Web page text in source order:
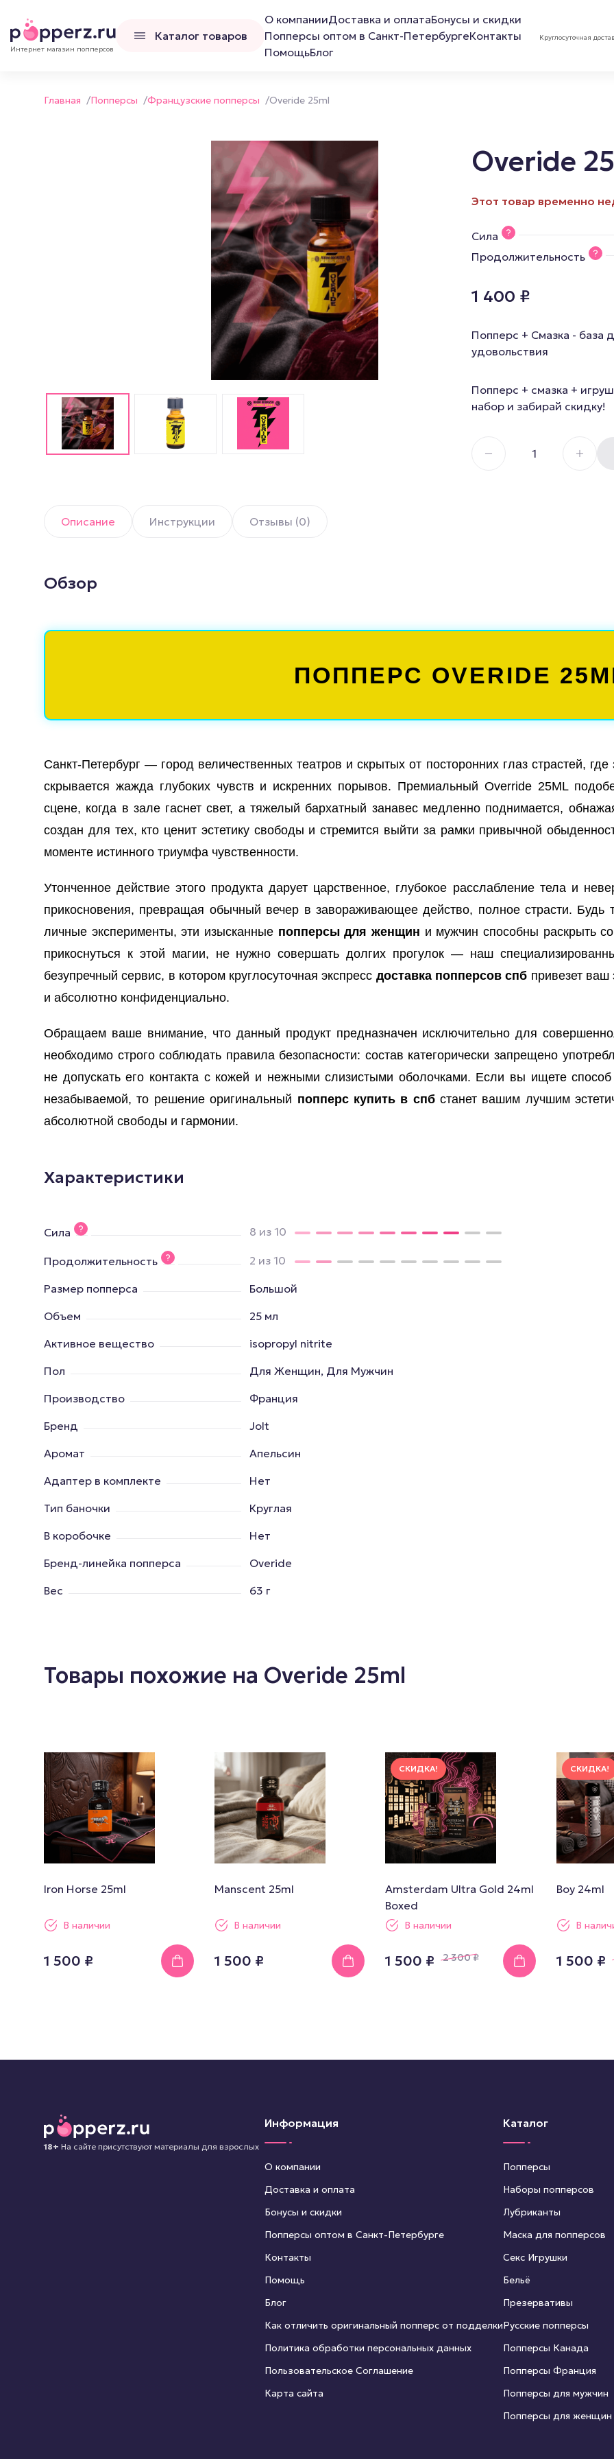
Интернет магазин попперсов
Каталог товаров
О компанииДоставка и оплатаБонусы и скидки
Попперсы оптом в Санкт-ПетербургеКонтакты
ПомощьБлог
Круглосуточная
Попперсы Rush (Раш)
Попперсы для мужчин
Попперсы для женщин
Наборы попперсов
Смазка для фистинга
Смазка на порошковой
Для
Главная /Попперсы /Французские попперсы /Overide 25ml
Overide
Этот товар временно
Сила
Продолжительность
1 400 ₽
Попперс + Смазка - база
удовольствия
Попперс + смазка +
набор и забирай скидку!
Описание Инструкции Отзывы (0)
Обзор
ПОППЕРС OVERIDE
Санкт-Петербург — город величественных театров и скрытых от посторонних глаз страстей,
скрывается жажда глубоких чувств и искренних порывов. Премиальный Override 25ML
сцене, когда в зале гаснет свет, а тяжелый бархатный занавес медленно поднимается,
создан для тех, кто ценит эстетику свободы и стремится выйти за рамки привычной
моменте истинного триумфа чувственности.
Утонченное действие этого продукта дарует царственное, глубокое расслабление тела и
прикосновения, превращая обычный вечер в завораживающее действо, полное страсти.
личные эксперименты, эти изысканные попперсы для женщин и мужчин способны раскрыть
прикоснуться к этой магии, не нужно совершать долгих прогулок — наш
безупречный сервис, в котором круглосуточная экспресс доставка попперсов спб привезет
и абсолютно конфиденциально.
Обращаем ваше внимание, что данный продукт предназначен исключительно для
необходимо строго соблюдать правила безопасности: состав категорически запрещено
не допускать его контакта с кожей и нежными слизистыми оболочками. Если вы ищете
незабываемой, то решение оригинальный попперс купить в спбстанет вашим лучшим
абсолютной свободы и гармонии.
Характеристики
Сила 8 из 10
Продолжительность 2 из 10
Размер попперса
Большой
Объем
25 мл
Активное вещество
isopropyl nitrite
Пол
Для Женщин, Для Мужчин
Производство
Франция
Бренд
Jolt
Аромат
Апельсин
Адаптер в комплекте
Нет
Тип баночки
Круглая
В коробочке
Нет
Бренд-линейка попперса
Overide
Вес
63 г
Товары похожие на Overide 25ml
Iron Horse 25ml
В наличии
1 500 ₽
Manscent 25ml
В наличии
1 500 ₽
СКИДКА!
Amsterdam Ultra Gold 24ml
Boxed
В наличии
1 500 ₽ 2 300₽
СКИДКА!
Boy 24ml
В
1 500 ₽
18+ На сайте присутствуют материалы для взрослых
Информация
О компании
Доставка и оплата
Бонусы и скидки
Попперсы оптом в Санкт-Петербурге
Контакты
Помощь
Блог
Как отличить оригинальный попперс от подделки
Политика обработки персональных данных
Пользовательское Соглашение
Карта сайта
Каталог
Попперсы
Наборы попперсов
Лубриканты
Маска для попперсов
Секс Игрушки
Бельё
Презервативы
Русские попперсы
Попперсы Канада
Попперсы Франция
Попперсы для мужчин
Попперсы для женщин